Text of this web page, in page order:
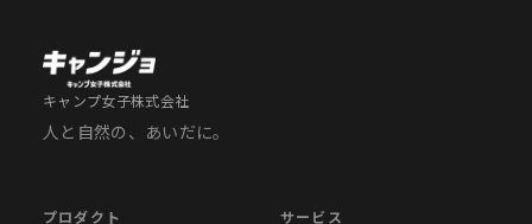
キャンプ女子株式会社
人と自然の、あいだに。
プロダクト サービス